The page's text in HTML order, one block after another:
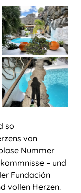
so
von
Nummer
– und
Fundación
vollen Herzen.